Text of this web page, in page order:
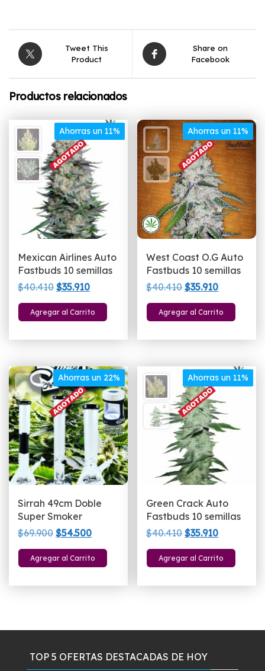
Tweet This
Product
Share on
Facebook
Productos relacionados
Ahorras un 11%
Mexican Airlines Auto
Fastbuds 10 semillas
$40.410 El
precio
original
$35.910El
precio
actual
Agregar al Carrito
Ahorras un 11%
West Coast O.G Auto
Fastbuds 10 semillas
$40.410El
precio
original
$35.910El
precio
actual
Agregar al Carrito
Ahorras un 22%
Sirrah 49cm Doble
Super Smoker
$69.900 El
precio
original
$54.500El
precio
actual
Agregar al Carrito
Ahorras un 11%
Green Crack Auto
Fastbuds 10 semillas
$40.410El
precio
original
$35.910El
precio
actual
Agregar al Carrito
TOP 5 OFERTAS DESTACADAS DE HOY